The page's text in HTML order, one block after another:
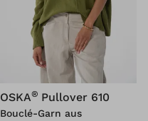
OSKA® Pullover 610
Bouclé-Garn aus